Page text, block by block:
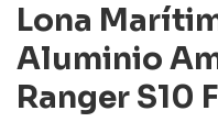
Lona
Aluminio
Ranger S10